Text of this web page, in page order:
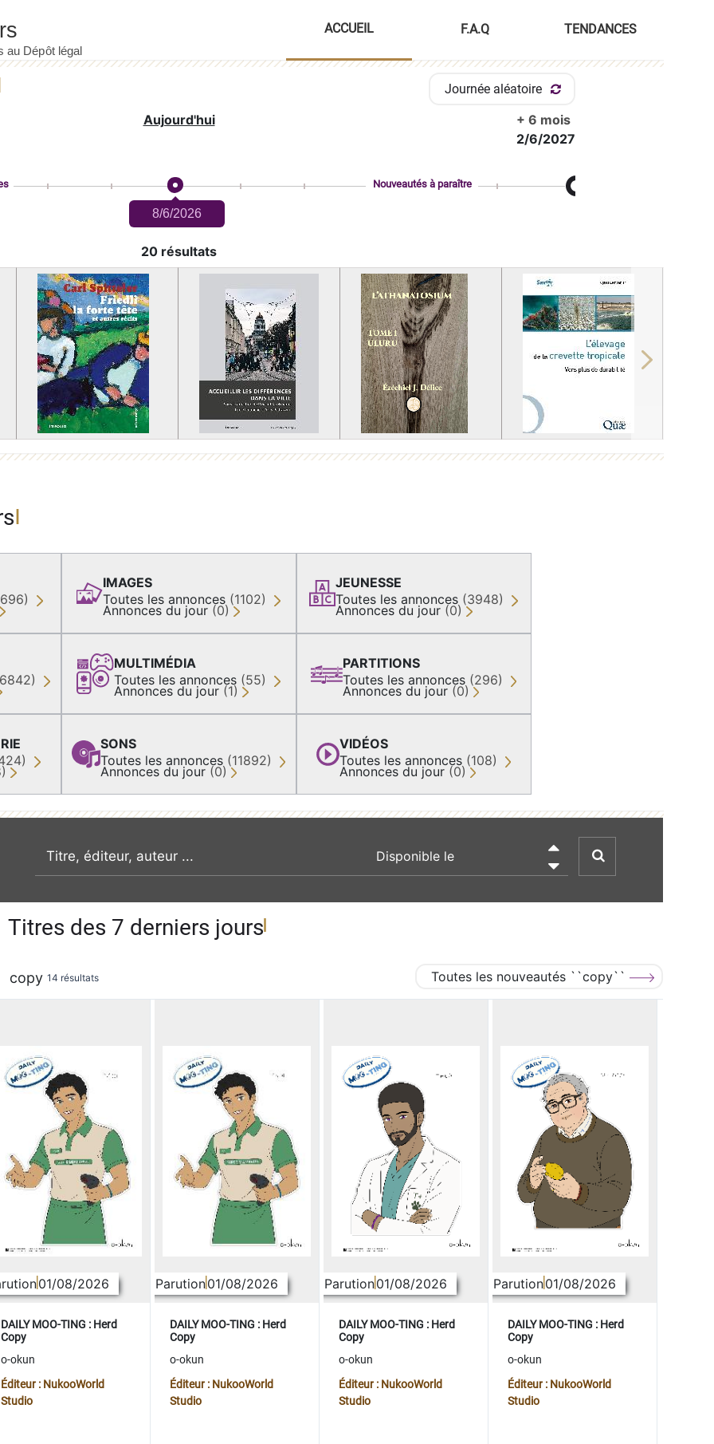
ACCUEIL F.A.Q TENDANCES
Journée aléatoire
Aujourd'hui
+ 6 mois
2/6/2027
8/6/2026
Nouveautés à paraître
20 résultats
Next
IMAGES
Toutes les annonces (1102)
Annonces du jour (0)
MULTIMÉDIA
Toutes les annonces (55)
Annonces du jour (1)
SONS
Toutes les annonces (11892)
Annonces du jour (0)
JEUNESSE
Toutes les annonces (3948)
Annonces du jour (0)
PARTITIONS
Toutes les annonces (296)
Annonces du jour (0)
VIDÉOS
Toutes les annonces (108)
Annonces du jour (0)
recherche par mot clé

Titres des 7 derniers jours
copy 14 résultats Toutes les nouveautés ``copy``
01/08/2026
DAILY MOO-TING : Herd
Copy
o-okun
Éditeur : NukooWorld
Studio
Parution01/08/2026
DAILY MOO-TING : Herd
Copy
o-okun
Éditeur : NukooWorld
Studio
Parution01/08/2026
DAILY MOO-TING : Herd
Copy
o-okun
Éditeur : NukooWorld
Studio
Parution01/08/2026
DAILY MOO-TING : Herd
Copy
o-okun
Éditeur : NukooWorld
Studio